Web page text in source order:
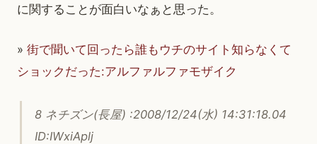
に関することが面白いなぁと思った。
» 街で聞いて回ったら誰もウチのサイト知らなくて
ショックだった:アルファルファモザイク
8 ネチズン(長屋) :2008/12/24(水) 14:31:18.04
ID:IWxiAplj